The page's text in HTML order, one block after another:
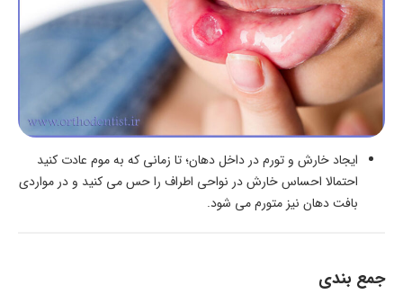
ایجاد خارش و تورم در داخل دهان؛ تا زمانی که به موم عادت کنید
احتمالا احساس خارش در نواحی اطراف را حس می کنید و در مواردی
بافت دهان نیز متورم می شود.
جمع بندی